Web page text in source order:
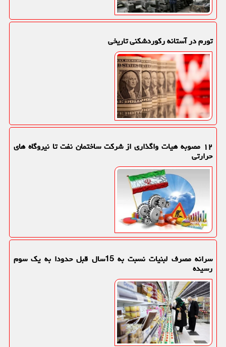
تورم در آستانه رکوردشکنی تاریخی
۱۲ مصوبه هیات واگذاری از شرکت ساختمان نفت تا نیروگاه های
حرارتی
سرانه مصرف لبنیات نسبت به 15سال قبل حدودا به یک سوم
رسیده